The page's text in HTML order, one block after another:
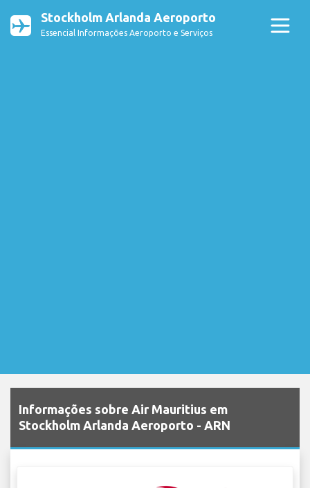
Stockholm Arlanda Aeroporto
Essencial Informações Aeroporto e Serviços
Informações sobre Air Mauritius em
Stockholm Arlanda Aeroporto - ARN